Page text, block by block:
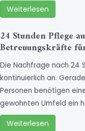
Weiterlesen
24 Stunden Pflege
Betreuungskräfte
Die Nachfrage nach 24
kontinuierlich an.
Personen benötigen
gewohnten Umfeld ein
Weiterlesen